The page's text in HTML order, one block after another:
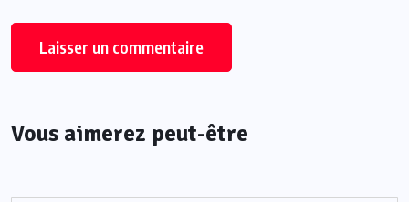
Vous aimerez peut-être